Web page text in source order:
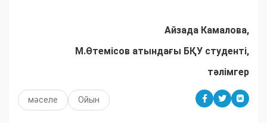
Айзада Камалова,
М.Өтемісов атындағы БҚУ студенті,
тәлімгер
мәселе Ойын